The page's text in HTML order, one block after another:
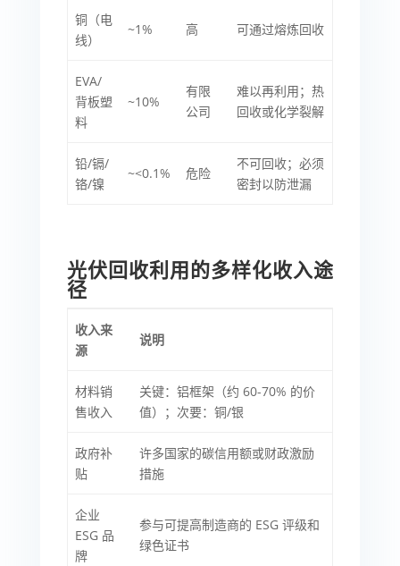
铜（电
线）
~1% 高 可通过熔炼回收
EVA/
背板塑
料
~10%
有限
公司
难以再利用；热
回收或化学裂解
铅/镉/
铬/镍
~<0.1% 危险
不可回收；必须
密封以防泄漏
光伏回收利用的多样化收入途
径
收入来
源
说明
材料销
售收入
关键：铝框架（约 60-70% 的价
值）；次要：铜/银
政府补
贴
许多国家的碳信用额或财政激励
措施
企业
ESG 品
牌
参与可提高制造商的 ESG 评级和
绿色证书